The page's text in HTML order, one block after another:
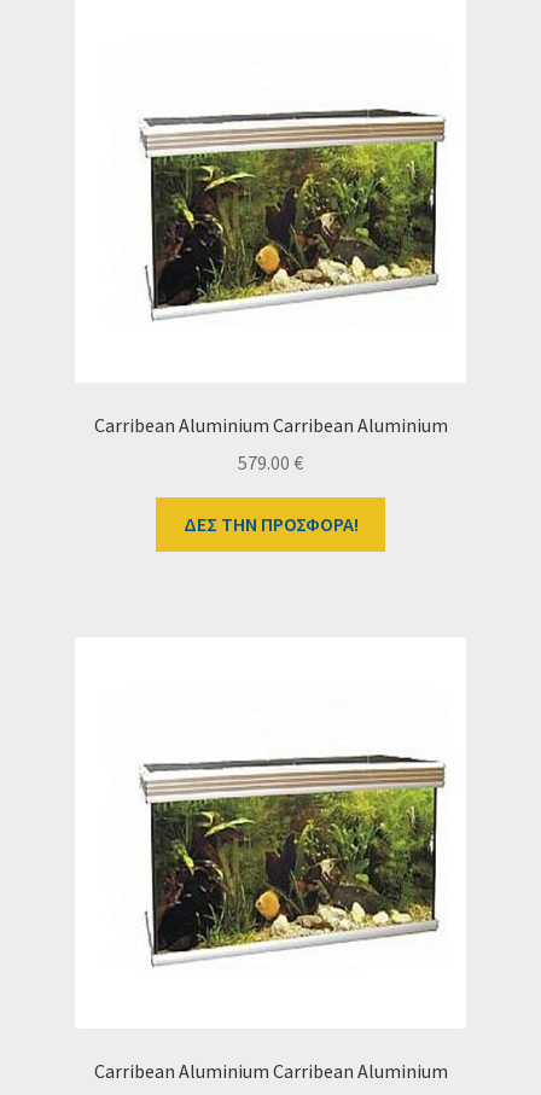
Carribean Aluminium Carribean Aluminium
579.00 €
ΔΕΣ ΤΗΝ ΠΡΟΣΦΟΡΑ!
Carribean Aluminium Carribean Aluminium